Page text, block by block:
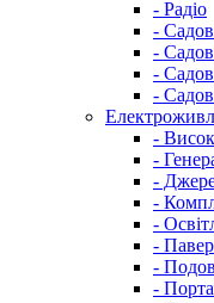
- Радіо
-
-
-
-
-
-
-
-
-
-
-
-